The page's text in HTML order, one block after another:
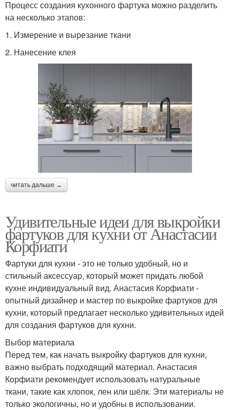
Процесс создания кухонного фартука можно разделить
на несколько этапов:
1. Измерение и вырезание ткани
2. Нанесение клея
читать дальше →
Удивительные идеи для выкройки
фартуков для кухни от Анастасии
Корфиати
Фартуки для кухни - это не только удобный, но и
стильный аксессуар, который может придать любой
кухне индивидуальный вид. Анастасия Корфиати -
опытный дизайнер и мастер по выкройке фартуков для
кухни, который предлагает несколько удивительных идей
для создания фартуков для кухни.
Выбор материала
Перед тем, как начать выкройку фартуков для кухни,
важно выбрать подходящий материал. Анастасия
Корфиати рекомендует использовать натуральные
ткани, такие как хлопок, лен или шёлк. Эти материалы не
только экологичны, но и удобны в использовании.